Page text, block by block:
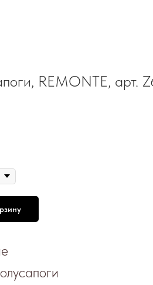
REMONTE, арт.